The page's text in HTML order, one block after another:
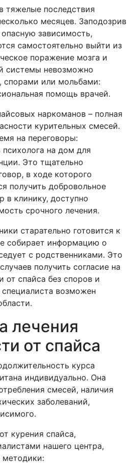
тяжелые последствия
месяцев. Заподозрив
зависимость,
самостоятельно выйти из
поражение мозга и
системы невозможно
спорами или мольбами:
помощь врачей.
наркоманов – полная
курительных смесей.
на переговоры:
на дом для
Это тщательно
в ходе которого
получить добровольное
в клинику, доступно
срочного лечения.
старательно готовится к
собирает информацию о
с родственниками. Это
получить согласие на
от спайса без споров и
возможен
лечения
от спайса
курса
индивидуально. Она
смесей, наличия
заболеваний,
курения спайса,
нашего центра,
методики: